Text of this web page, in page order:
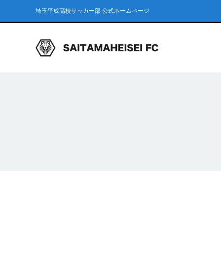
埼玉平成高校サッカー部 公式ホームページ